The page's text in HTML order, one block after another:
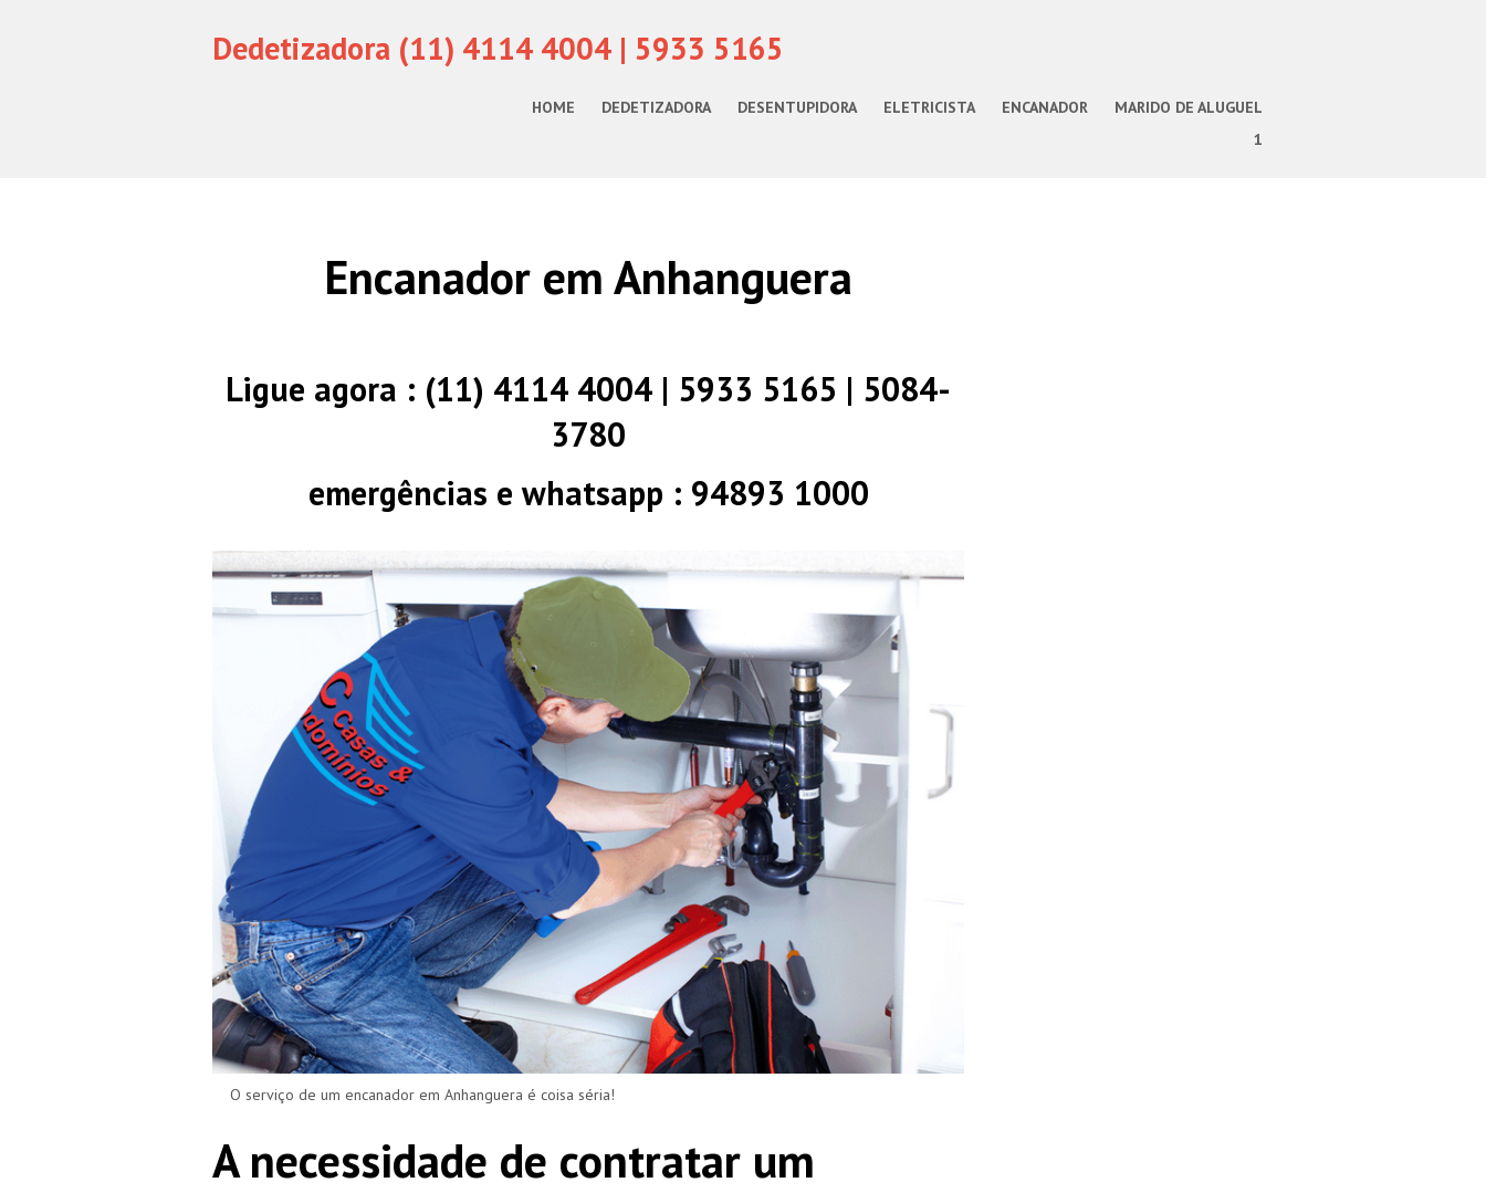
Dedetizadora (11) 4114 4004 | 5933 5165
HOME DEDETIZADORA DESENTUPIDORA ELETRICISTA ENCANADOR
MARIDO DE ALUGUEL
1
Encanador em Anhanguera
Ligue agora : (11) 4114 4004 | 5933 5165 | 5084-
3780
emergências e whatsapp : 94893 1000
O serviço de um encanador em Anhanguera é coisa séria!
A necessidade de contratar um